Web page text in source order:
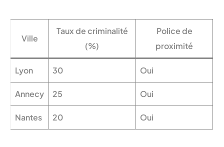
Ville
Taux de criminalité
(%)
Police de
proximité
Lyon 30 Oui
Annecy 25 Oui
Nantes 20 Oui